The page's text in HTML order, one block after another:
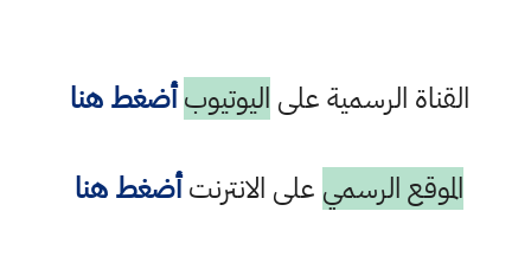
القناة الرسمية على اليوتيوب أضغط هنا
الموقع الرسمي على الانترنتأضغط هنا